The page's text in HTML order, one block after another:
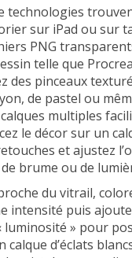
technologies
sur iPad ou sur
PNG
telle que
des pinceaux
de pastel ou
multiples
le décor sur un
et ajustez
brume ou de
du vitrail,
intensité puis
luminosité » pour
calque d’éclats